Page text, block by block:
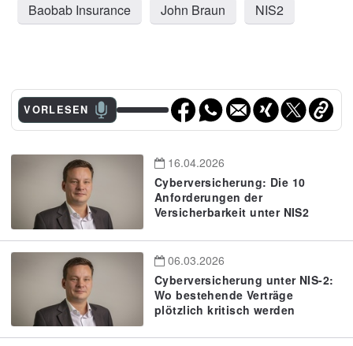
Baobab Insurance
John Braun NIS2
VORLESEN
16.04.2026
Cyberversicherung: Die 10
Anforderungen der
Versicherbarkeit unter NIS2
06.03.2026
Cyberversicherung unter NIS-2:
Wo bestehende Verträge
plötzlich kritisch werden